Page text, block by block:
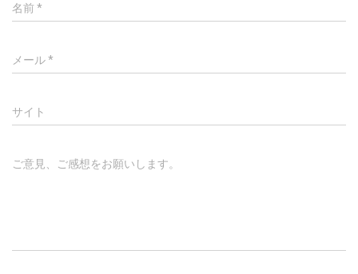
名前*
メール*
サイト
ご意見、ご感想をお願いします。